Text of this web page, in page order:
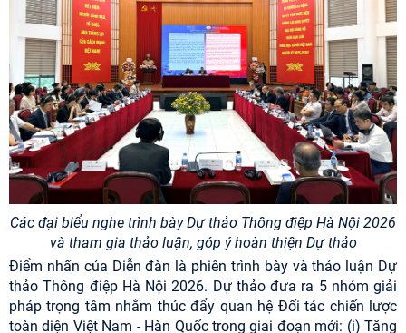
Các đại biểu nghe trình bày Dự thảo Thông điệp Hà Nội 2026
và tham gia thảo luận, góp ý hoàn thiện Dự thảo
Điểm nhấn của Diễn đàn là phiên trình bày và thảo luận Dự
thảo Thông điệp Hà Nội 2026. Dự thảo đưa ra 5 nhóm giải
pháp trọng tâm nhằm thúc đẩy quan hệ Đối tác chiến lược
toàn diện Việt Nam - Hàn Quốc trong giai đoạn mới: (i) Tăng